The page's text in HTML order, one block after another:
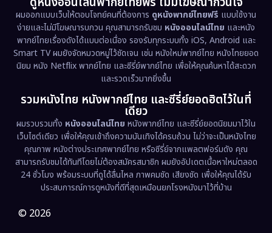
Emotional (61)
Epic มหากาพย์ (227)
Erotic (36)
Family ครอบครัว (375)
Fantasy จินตนาการ (338)
Fiction (9)
Film (57)
Gothic
ผมออกแบบเว็บให้ตอบโจทย์คนที่ต้องการ ดูหนังพากย์ไทยฟรี แบบใช้งาน
ง่ายและไม่มีโฆษณารบกวน คุณสามารถรับชม หนังออนไลน์ไทย และหนัง
พากย์ไทยเรื่องดังได้แบบต่อเนื่อง รองรับทุกระบบทั้ง iOS, Android และ
Smart TV ผมยังจัดหมวดหมู่ไว้ชัดเจน เช่น หนังใหม่พากย์ไทย หนังไทยยอด
นิยม หนัง Netflix พากย์ไทย และซีรี่ย์พากย์ไทย เพื่อให้คุณค้นหาได้สะดวก
และรวดเร็วมากยิ่งขึ้น
รวมหนังไทย หนังพากย์ไทย และซีรี่ย์ยอดฮิตไว้ในที่
เดียว
ผมรวบรวมทั้ง หนังออนไลน์ไทย หนังพากย์ไทย และซีรี่ย์ยอดนิยมมาไว้ใน
เว็บไซต์เดียว เพื่อให้คุณเข้าถึงความบันเทิงได้ครบถ้วน ไม่ว่าจะเป็นหนังไทย
คุณภาพ หนังต่างประเทศพากย์ไทย หรือซีรี่ย์จากแพลตฟอร์มดัง คุณ
สามารถรับชมได้ทันทีโดยไม่ต้องสมัครสมาชิก ผมยังอัปเดตเนื้อหาใหม่ตลอด
24 ชั่วโมง พร้อมระบบที่ดูได้ลื่นไหล ภาพคมชัด เสียงชัด เพื่อให้คุณได้รับ
ประสบการณ์การดูหนังที่ดีที่สุดเหมือนยกโรงหนังมาไว้ที่บ้าน
© 2026